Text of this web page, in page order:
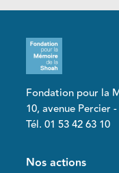
Fondation pour la
10, avenue Percier
Tél. 01 53 42 63 10
Pied de page
Nos actions